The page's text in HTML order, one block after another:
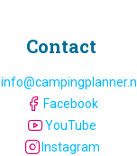
Contact
info@campingplanner.nl
Facebook
YouTube
Instagram